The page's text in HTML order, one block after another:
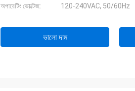
অপারেটিং ভোল্টেজ:
120-240VAC, 50/60Hz
ভালো দাম